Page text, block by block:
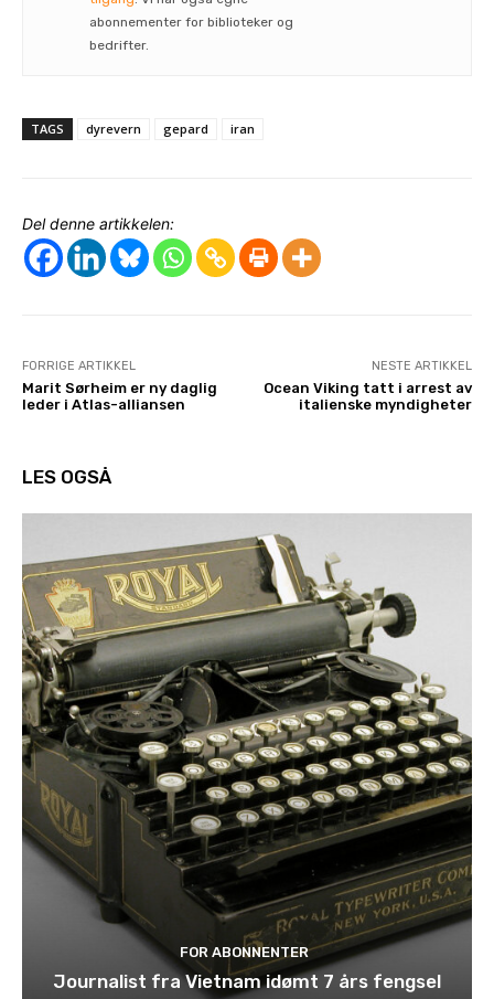
abonnementer for biblioteker og
bedrifter.
TAGS dyrevern gepard iran
Del denne artikkelen:
FORRIGE ARTIKKEL
Marit Sørheim er ny daglig
leder i Atlas-alliansen
NESTE ARTIKKEL
Ocean Viking tatt i arrest av
italienske myndigheter
LES OGSÅ
FOR ABONNENTER
Journalist fra Vietnam idømt 7 års fengsel